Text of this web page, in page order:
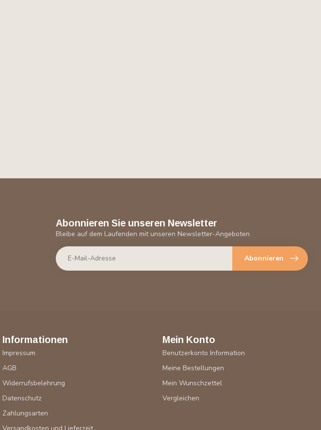
Abonnieren Sie unseren Newsletter
Bleibe auf dem Laufenden mit unseren Newsletter-Angeboten
Abonnieren
Informationen
Impressum
AGB
Widerrufsbelehrung
Datenschutz
Zahlungsarten
Mein Konto
Benutzerkonto Information
Meine Bestellungen
Mein Wunschzettel
Vergleichen